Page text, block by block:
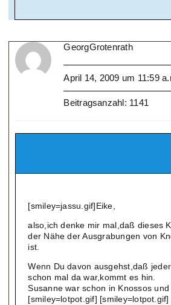
GeorgGrotenrath
April 14, 2009 um 11:59
Beitragsanzahl: 1141
[smiley=jassu.gif]Eike,
also,ich denke mir mal,daß dieses
der Nähe der Ausgrabungen von
ist.
Wenn Du davon ausgehst,daß
schon mal da war,kommt es hin.
Susanne war schon in Knossos
[smiley=lotpot.gif]